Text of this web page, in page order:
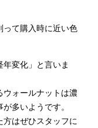
って購入時に近い色
変化」と言いま
ォールナットは濃
多いようです。
はぜひスタッフに